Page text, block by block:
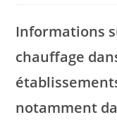
Informations
chauffage
notamment